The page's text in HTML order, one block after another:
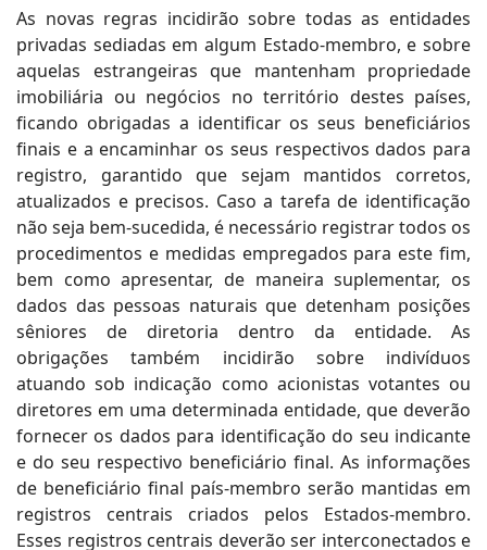
As novas regras incidirão sobre todas as entidades
privadas sediadas em algum Estado-membro, e sobre
aquelas estrangeiras que mantenham propriedade
imobiliária ou negócios no território destes países,
ficando obrigadas a identificar os seus beneficiários
finais e a encaminhar os seus respectivos dados para
registro, garantido que sejam mantidos corretos,
atualizados e precisos. Caso a tarefa de identificação
não seja bem-sucedida, é necessário registrar todos os
procedimentos e medidas empregados para este fim,
bem como apresentar, de maneira suplementar, os
dados das pessoas naturais que detenham posições
sêniores de diretoria dentro da entidade. As
obrigações também incidirão sobre indivíduos
atuando sob indicação como acionistas votantes ou
diretores em uma determinada entidade, que deverão
fornecer os dados para identificação do seu indicante
e do seu respectivo beneficiário final. As informações
de beneficiário final país-membro serão mantidas em
registros centrais criados pelos Estados-membro.
Esses registros centrais deverão ser interconectados e